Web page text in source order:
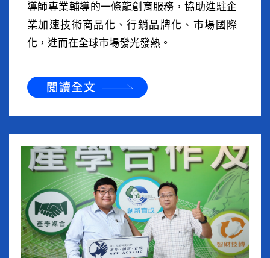
導師專業輔導的一條龍創育服務，協助進駐企
業加速技術商品化、行銷品牌化、市場國際
化，進而在全球市場發光發熱。